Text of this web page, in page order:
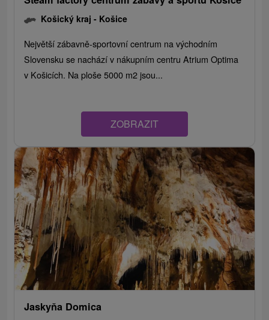
Košický kraj - Košice
Největší zábavně-sportovní centrum na východním
Slovensku se nachází v nákupním centru Atrium Optima
v Košicích. Na ploše 5000 m2 jsou...
ZOBRAZIT
Jaskyňa Domica